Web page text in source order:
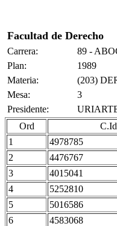
Facultad de Derecho
Carrera:
89 -
Plan:
1989
Materia:
(203)
Mesa:
3
Presidente:
Ord
1
4978785
2 4476767
3 4015041
4 5252810
5 5016586
6 4583068